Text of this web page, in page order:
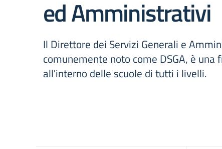
ed Amministrativi
Il Direttore dei Servizi Generali e
comunemente noto come DSGA, è una
all'interno delle scuole di tutti i livelli.